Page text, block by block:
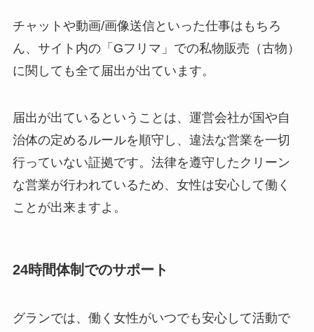
チャットや動画/画像送信といった仕事はもちろ
ん、サイト内の「Gフリマ」での私物販売（古物）
に関しても全て届出が出ています。
届出が出ているということは、運営会社が国や自
治体の定めるルールを順守し、違法な営業を一切
行っていない証拠です。法律を遵守したクリーン
な営業が行われているため、女性は安心して働く
ことが出来ますよ。
24時間体制でのサポート
グランでは、働く女性がいつでも安心して活動で